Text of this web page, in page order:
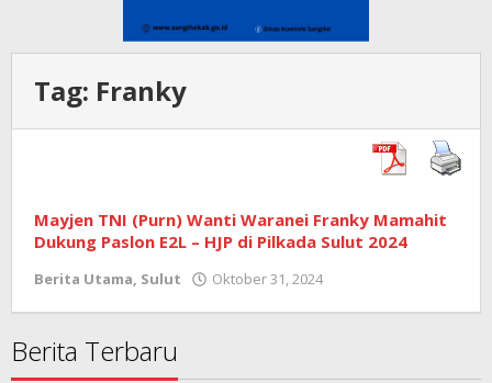
Tag: Franky
Mayjen TNI (Purn) Wanti Waranei Franky Mamahit
Dukung Paslon E2L – HJP di Pilkada Sulut 2024
Berita Utama, Sulut Oktober 31, 2024
Berita Terbaru